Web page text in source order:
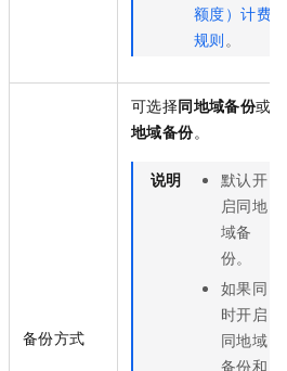
额度）计费
规则。
备份方式
可选择同地域备份或
地域备份。
说明
默认开
启同地
域备
份。
如果同
时开启
同地域
备份和